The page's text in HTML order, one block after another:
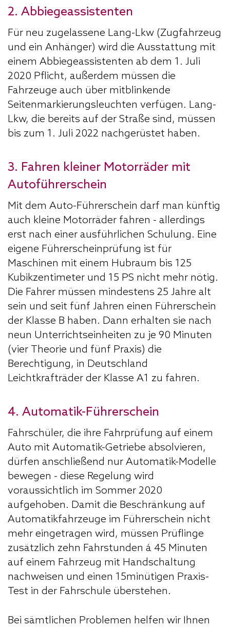
2. Abbiegeassistenten
Für neu zugelassene Lang-Lkw (Zugfahrzeug
und ein Anhänger) wird die Ausstattung mit
einem Abbiegeassistenten ab dem 1. Juli
2020 Pflicht, außerdem müssen die
Fahrzeuge auch über mitblinkende
Seitenmarkierungsleuchten verfügen. Lang-
Lkw, die bereits auf der Straße sind, müssen
bis zum 1. Juli 2022 nachgerüstet haben.
3. Fahren kleiner Motorräder mit
Autoführerschein
Mit dem Auto-Führerschein darf man künftig
auch kleine Motorräder fahren - allerdings
erst nach einer ausführlichen Schulung. Eine
eigene Führerscheinprüfung ist für
Maschinen mit einem Hubraum bis 125
Kubikzentimeter und 15 PS nicht mehr nötig.
Die Fahrer müssen mindestens 25 Jahre alt
sein und seit fünf Jahren einen Führerschein
der Klasse B haben. Dann erhalten sie nach
neun Unterrichtseinheiten zu je 90 Minuten
(vier Theorie und fünf Praxis) die
Berechtigung, in Deutschland
Leichtkrafträder der Klasse A1 zu fahren.
4. Automatik-Führerschein
Fahrschüler, die ihre Fahrprüfung auf einem
Auto mit Automatik-Getriebe absolvieren,
dürfen anschließend nur Automatik-Modelle
bewegen - diese Regelung wird
voraussichtlich im Sommer 2020
aufgehoben. Damit die Beschränkung auf
Automatikfahrzeuge im Führerschein nicht
mehr eingetragen wird, müssen Prüflinge
zusätzlich zehn Fahrstunden á 45 Minuten
auf einem Fahrzeug mit Handschaltung
nachweisen und einen 15minütigen Praxis-
Test in der Fahrschule überstehen.
Bei sämtlichen Problemen helfen wir Ihnen